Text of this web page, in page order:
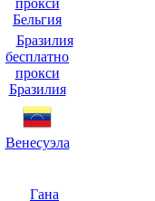
Бельгия
Бразилия
Венесуэла